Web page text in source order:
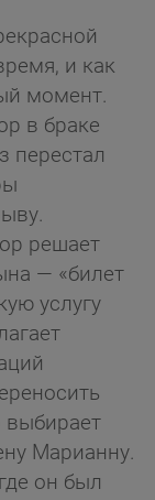
и как
момент.
в браке
перестал
решает
— «билет
услугу
выбирает
Марианну.
он был